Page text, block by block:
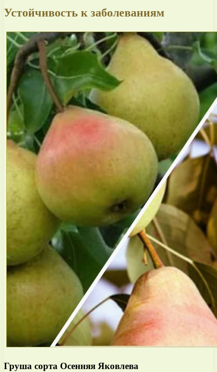
Устойчивость к заболеваниям
Груша сорта Осенняя Яковлева